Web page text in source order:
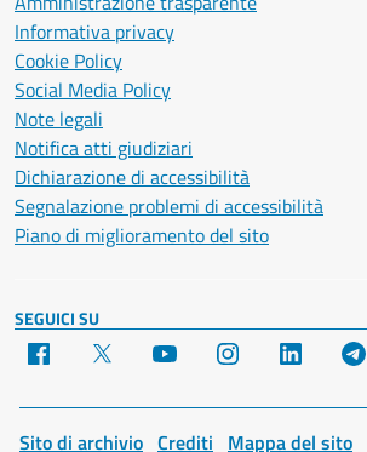
Informativa privacy
Cookie Policy
Social Media Policy
Note legali
Notifica atti giudiziari
Dichiarazione di accessibilità
Segnalazione problemi di accessibilità
Piano di miglioramento del sito
SEGUICI SU
Facebook YouTube Instagram LinkedIn
Sito di archivio Crediti Mappa del sito